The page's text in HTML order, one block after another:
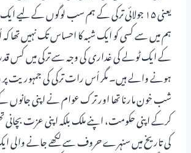
یعنی ۱۵ جولائی ترکی کے ہم سب لوگوں کے لیے
ہم میں سے کسی کو ایک شبہ کا احساس تک نہیں تھا
کے ایک ٹولے کی غداری کی وجہ سے ترکی میں کس
ہونے والے ہیں۔ مگر اُس رات ترکی کی جمہوریت
شب خون مارنا تھا اور ترک عوام نے اپنی
کرکے اپنی حکومت، اپنے ملک بلکہ اپنی عزت بچانی
کی تاریخ میں سنہرے حروف سے لکھے جانے والی